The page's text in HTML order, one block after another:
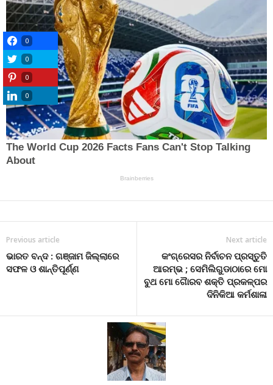
Previous article
ଭାରତ ବନ୍ଦ : ଗଞ୍ଜାମ ଜିଲ୍ଲାରେ
ସଫଳ ଓ ଶାନ୍ତିପୂର୍ଣ୍ଣ
Next article
କଂଗ୍ରେସର ନିର୍ବାଚନ ପ୍ରସ୍ତୁତି
ଆରମ୍ଭ ; ସେମିଲିଗୁଡାଠାରେ ମୋ
ବୁଥ ମୋ ଗୈାରବ ଶକ୍ତି ପ୍ରକଳ୍ପର
ଦିନିକିଆ କର୍ମଶାଳା
0
0
0
0